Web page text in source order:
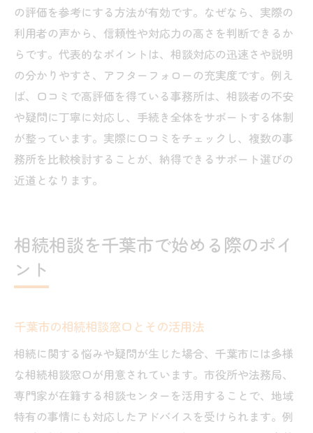
の評価を参考にする方法が有効です。なぜなら、実際の
利用者の声から、信頼性や対応力の高さを判断できるか
らです。代表的なポイントは、相談対応の迅速さや説明
の分かりやすさ、アフターフォローの充実度です。例え
ば、口コミで高評価を得ている事務所は、相談者の不安
や疑問に丁寧に対応し、手続き全体をサポートする体制
が整っています。実際に口コミをチェックし、複数の事
務所を比較検討することが、納得できるサポート選びの
近道となります。
相続相談を千葉市で始める際のポイ
ント
千葉市の相続相談窓口とその活用法
相続に関する悩みや疑問が生じた場合、千葉市には多様
な相続相談窓口が用意されています。市役所や法務局、
専門家が在籍する相談センターを活用することで、地域
特有の事情にも対応したアドバイスを受けられます。例